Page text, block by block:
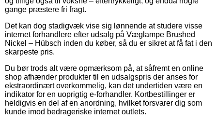
gange præstere fri fragt.
Det kan dog stadigvæk vise sig lønnende at studere visse
internet forhandlere efter udsalg på Væglampe Brushed
Nickel – Hübsch inden du køber, så du er sikret at få fat i den
skarpeste pris.
Du bør trods alt være opmærksom på, at såfremt en online
shop afhænder produkter til en udsalgspris der anses for
ekstraordinært overkommelig, kan det undertiden være en
indikator for en uoprigtig e-forhandler. Kortbestillinger er
heldigvis en del af en anordning, hvilket forsvarer dig som
kunde imod bedrageriske internet outlets.